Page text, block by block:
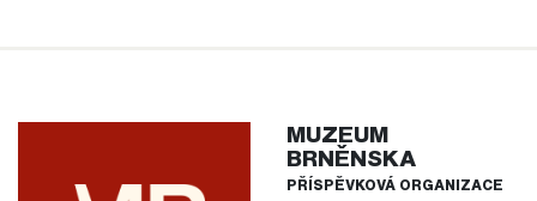
MUZEUM
BRNĚNSKA
PŘÍSPĚVKOVÁ ORGANIZACE